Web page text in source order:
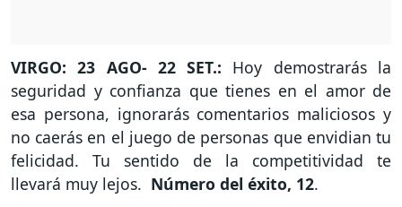
VIRGO: 23 AGO- 22 SET.: Hoy demostrarás la
seguridad y confianza que tienes en el amor de
esa persona, ignorarás comentarios maliciosos y
no caerás en el juego de personas que envidian tu
felicidad. Tu sentido de la competitividad te
llevará muy lejos. Número del éxito, 12.